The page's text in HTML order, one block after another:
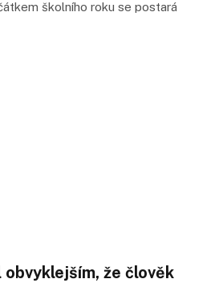
školního roku se postará
že člověk